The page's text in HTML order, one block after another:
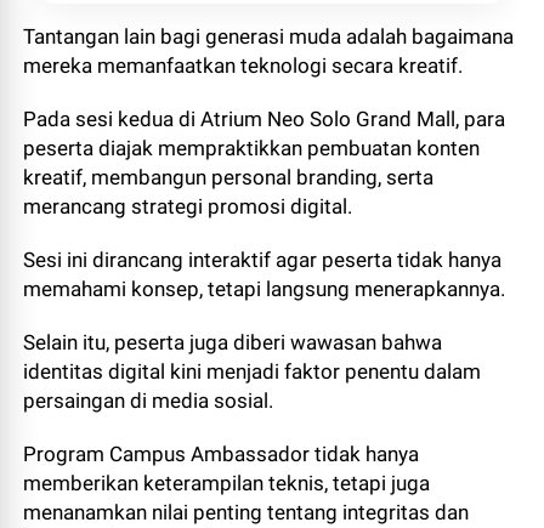
Tantangan lain bagi generasi muda adalah bagaimana
mereka memanfaatkan teknologi secara kreatif.
Pada sesi kedua di Atrium Neo Solo Grand Mall, para
peserta diajak mempraktikkan pembuatan konten
kreatif, membangun personal branding, serta
merancang strategi promosi digital.
Sesi ini dirancang interaktif agar peserta tidak hanya
memahami konsep, tetapi langsung menerapkannya.
Selain itu, peserta juga diberi wawasan bahwa
identitas digital kini menjadi faktor penentu dalam
persaingan di media sosial.
Program Campus Ambassador tidak hanya
memberikan keterampilan teknis, tetapi juga
menanamkan nilai penting tentang integritas dan